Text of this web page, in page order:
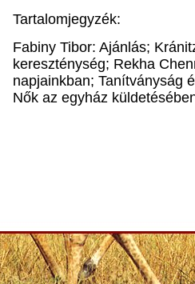
Tartalomjegyzék:
Fabiny Tibor: Ajánlás;
kereszténység; Rekha
napjainkban; Tanítványság
Nők az egyház